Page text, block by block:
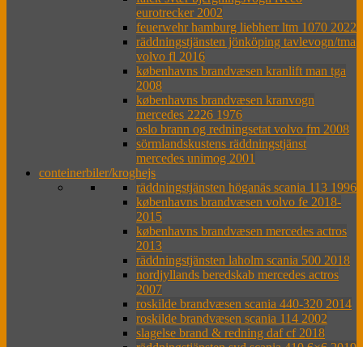
eurotrecker 2002
feuerwehr hamburg liebherr ltm 1070 2022
räddningstjänsten jönköping tavlevogn/tma
volvo fl 2016
københavns brandvæsen kranlift man tga
2008
københavns brandvæsen kranvogn
mercedes 2226 1976
oslo brann og redningsetat volvo fm 2008
sörmlandskustens räddningstjänst
mercedes unimog 2001
conteinerbiler/kroghejs
räddningstjänsten höganäs scania 113 1996
københavns brandvæsen volvo fe 2018-
2015
københavns brandvæsen mercedes actros
2013
räddningstjänsten laholm scania 500 2018
nordjyllands beredskab mercedes actros
2007
roskilde brandvæsen scania 440-320 2014
roskilde brandvæsen scania 114 2002
slagelse brand & redning daf cf 2018